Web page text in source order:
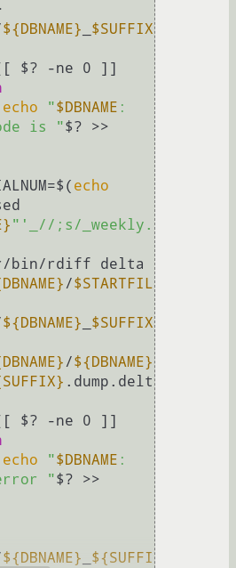
${DBNAME}
$SUFFIX
$? -ne 0 ]]
echo
"$DBNAME :
is "
SERIALNUM=$(
echo
" '_//;s/_weekly.
/$STARTFIL
${DBNAME}
$SUFFIX
/${DBNAME}
.dump.delt
$? -ne 0 ]]
echo
"$DBNAME :
"
${DBNAME}
${SUFFI